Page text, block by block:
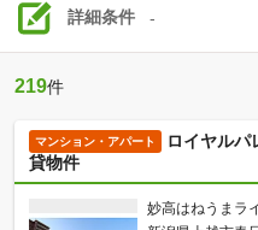
詳細条件 -
219件
マンション・アパート
ロイヤルパ
貸物件
妙高はねうまラ